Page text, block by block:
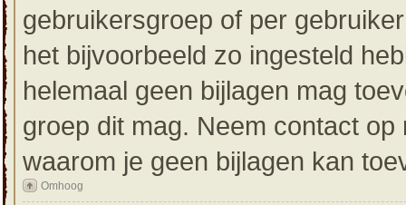
gebruikersgroep of per
het bijvoorbeeld zo ingesteld
helemaal geen bijlagen mag
groep dit mag. Neem contact
waarom je geen bijlagen kan
Omhoog